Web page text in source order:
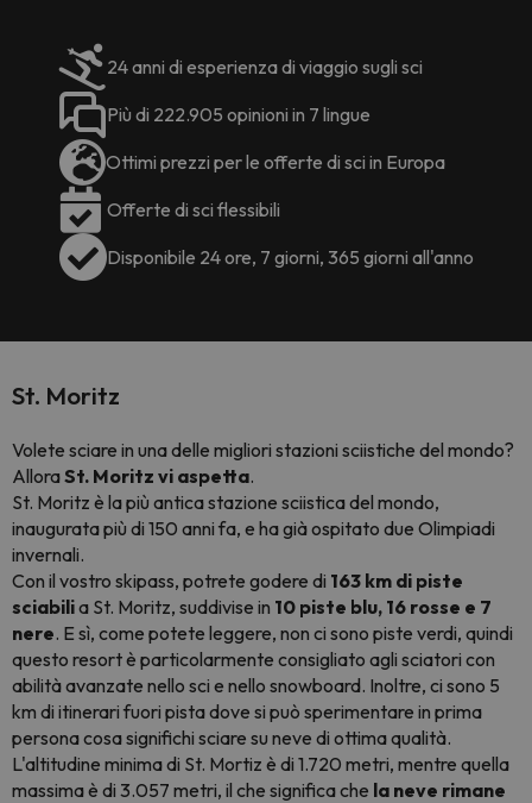
24 anni di esperienza di viaggio sugli sci
Più di 222.905 opinioni in 7 lingue
Ottimi prezzi per le offerte di sci in Europa
Offerte di sci flessibili
Disponibile 24 ore, 7 giorni, 365 giorni all'anno
St. Moritz
Volete sciare in una delle migliori stazioni sciistiche del mondo?
AlloraSt. Moritz vi aspetta.
St. Moritz è la più antica stazione sciistica del mondo,
inaugurata più di 150 anni fa, e ha già ospitato due Olimpiadi
invernali.
Con il vostro skipass, potrete godere di 163 km di piste
sciabilia St. Moritz, suddivise in 10 piste blu, 16 rosse e 7
nere. E sì, come potete leggere, non ci sono piste verdi, quindi
questo resort è particolarmente consigliato agli sciatori con
abilità avanzate nello sci e nello snowboard. Inoltre, ci sono 5
km di itinerari fuori pista dove si può sperimentare in prima
persona cosa significhi sciare su neve di ottima qualità.
L'altitudine minima di St. Mortiz è di 1.720 metri, mentre quella
massima è di 3.057 metri, il che significa che la neve rimane